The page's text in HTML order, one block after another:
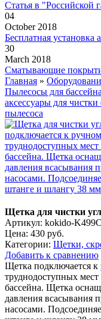
Статья в "Российской
04
October 2018
Бесплатная установка
30
March 2018
Сматывающие
Главная »
Пылесосы для бассейна
аксессуары для чистки
пылесоса
Щетка для чистки
Артикул: kokido-
Цена: 430 руб.
Категории: Щетки,
Добавить к сравнению
Щетка подключается
труднодоступных
бассейна. Щетка
давления всасывания
насосами.